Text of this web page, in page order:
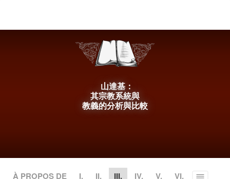
山達基：
其宗教系統與
教義的分析與比較
À PROPOS DE I. II. III. IV. V. VI.